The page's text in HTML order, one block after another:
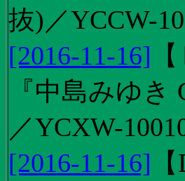
抜)／YCCW-
[2016-11-16] 【
『中島みゆ
／YCXW-
[2016-11-16] 【